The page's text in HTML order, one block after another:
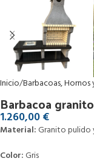
Inicio Barbacoas, Hornos
Barbacoa
1.260,00€
Material: Granito pulido
Color: Gris